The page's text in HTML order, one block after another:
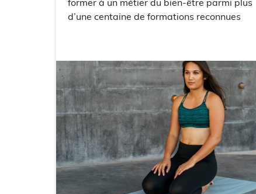
d’une centaine de formations reconnues